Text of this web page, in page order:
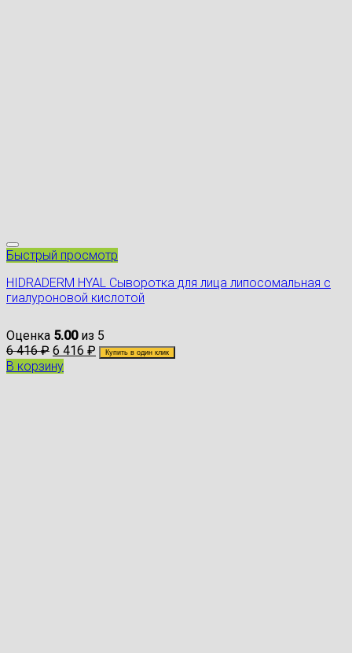
Быстрый просмотр
HIDRADERM HYAL Сыворотка для лица липосомальная с
гиалуроновой кислотой
Оценка 5.00из 5
6 416₽ 6 416 ₽ Купить в один клик
В корзину